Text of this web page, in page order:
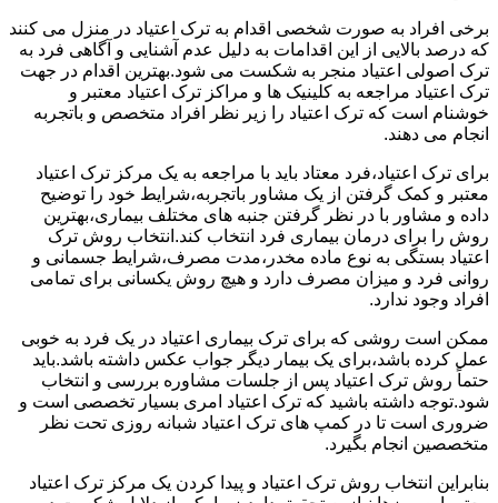
برخی افراد به صورت شخصی اقدام به ترک اعتیاد در منزل می کنند
که درصد بالایی از این اقدامات به دلیل عدم آشنایی و آگاهی فرد به
ترک اصولی اعتیاد منجر به شکست می شود.بهترین اقدام در جهت
ترک اعتیاد مراجعه به کلینیک ها و مراکز ترک اعتیاد معتبر و
خوشنام است که ترک اعتیاد را زیر نظر افراد متخصص و باتجربه
انجام می دهند.
برای ترک اعتیاد،فرد معتاد باید با مراجعه به یک مرکز ترک اعتیاد
معتبر و کمک گرفتن از یک مشاور باتجربه،شرایط خود را توضیح
داده و مشاور با در نظر گرفتن جنبه های مختلف بیماری،بهترین
روش را برای درمان بیماری فرد انتخاب کند.انتخاب روش ترک
اعتیاد بستگی به نوع ماده مخدر،مدت مصرف،شرایط جسمانی و
روانی فرد و میزان مصرف دارد و هیچ روش یکسانی برای تمامی
افراد وجود ندارد.
ممکن است روشی که برای ترک بیماری اعتیاد در یک فرد به خوبی
عمل کرده باشد،برای یک بیمار دیگر جواب عکس داشته باشد.باید
حتماً روش ترک اعتیاد پس از جلسات مشاوره بررسی و انتخاب
شود.توجه داشته باشید که ترک اعتیاد امری بسیار تخصصی است و
ضروری است تا در کمپ های ترک اعتیاد شبانه روزی تحت نظر
متخصصین انجام بگیرد.
بنابراین انتخاب روش ترک اعتیاد و پیدا کردن یک مرکز ترک اعتیاد